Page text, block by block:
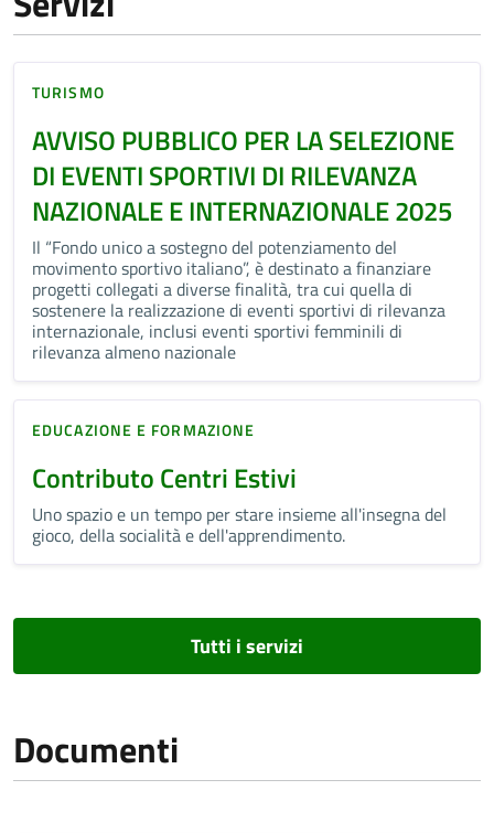
TURISMO
AVVISO PUBBLICO PER LA SELEZIONE
DI EVENTI SPORTIVI DI RILEVANZA
NAZIONALE E INTERNAZIONALE 2025
Il “Fondo unico a sostegno del potenziamento del
movimento sportivo italiano”, è destinato a finanziare
progetti collegati a diverse finalità, tra cui quella di
sostenere la realizzazione di eventi sportivi di rilevanza
internazionale, inclusi eventi sportivi femminili di
rilevanza almeno nazionale
EDUCAZIONE E FORMAZIONE
Contributo Centri Estivi
Uno spazio e un tempo per stare insieme all'insegna del
gioco, della socialità e dell'apprendimento.
Tutti i servizi
Documenti